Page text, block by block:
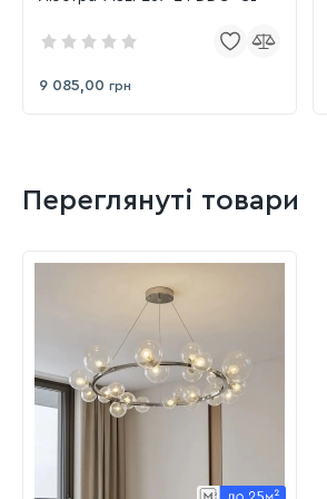
9 085,00 грн
Переглянуті товари